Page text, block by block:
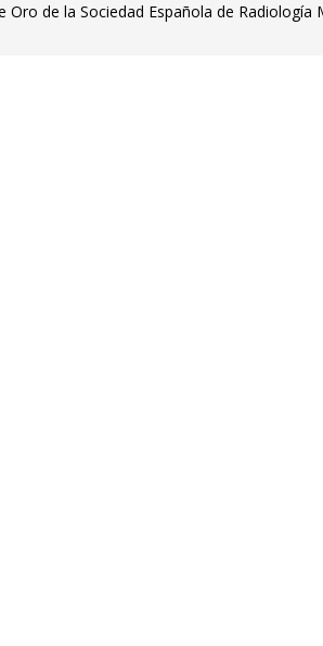
Oro de la Sociedad Española de